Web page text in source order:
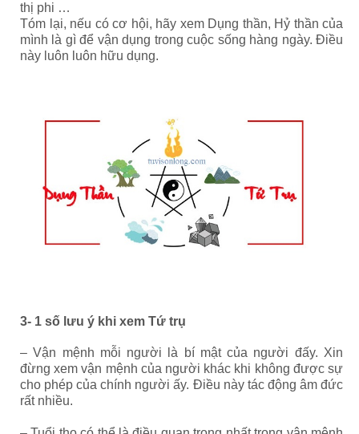
thị phi …
Tóm lại, nếu có cơ hội, hãy xem Dụng thần, Hỷ thần của
mình là gì để vận dụng trong cuộc sống hàng ngày. Điều
này luôn luôn hữu dụng.
3- 1 số lưu ý khi xem Tứ trụ
– Vận mệnh mỗi người là bí mật của người đấy. Xin
đừng xem vận mệnh của người khác khi không được sự
cho phép của chính người ấy. Điều này tác động âm đức
rất nhiều.